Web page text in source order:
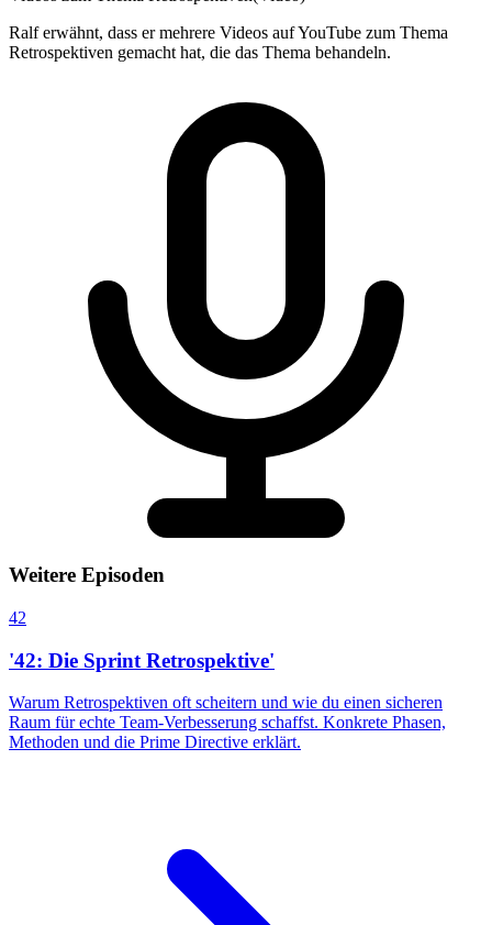
Ralf erwähnt, dass er mehrere Videos auf YouTube zum Thema
Retrospektiven gemacht hat, die das Thema behandeln.
Weitere Episoden
42
'42: Die Sprint Retrospektive'
Warum Retrospektiven oft scheitern und wie du einen sicheren
Raum für echte Team-Verbesserung schaffst. Konkrete Phasen,
Methoden und die Prime Directive erklärt.